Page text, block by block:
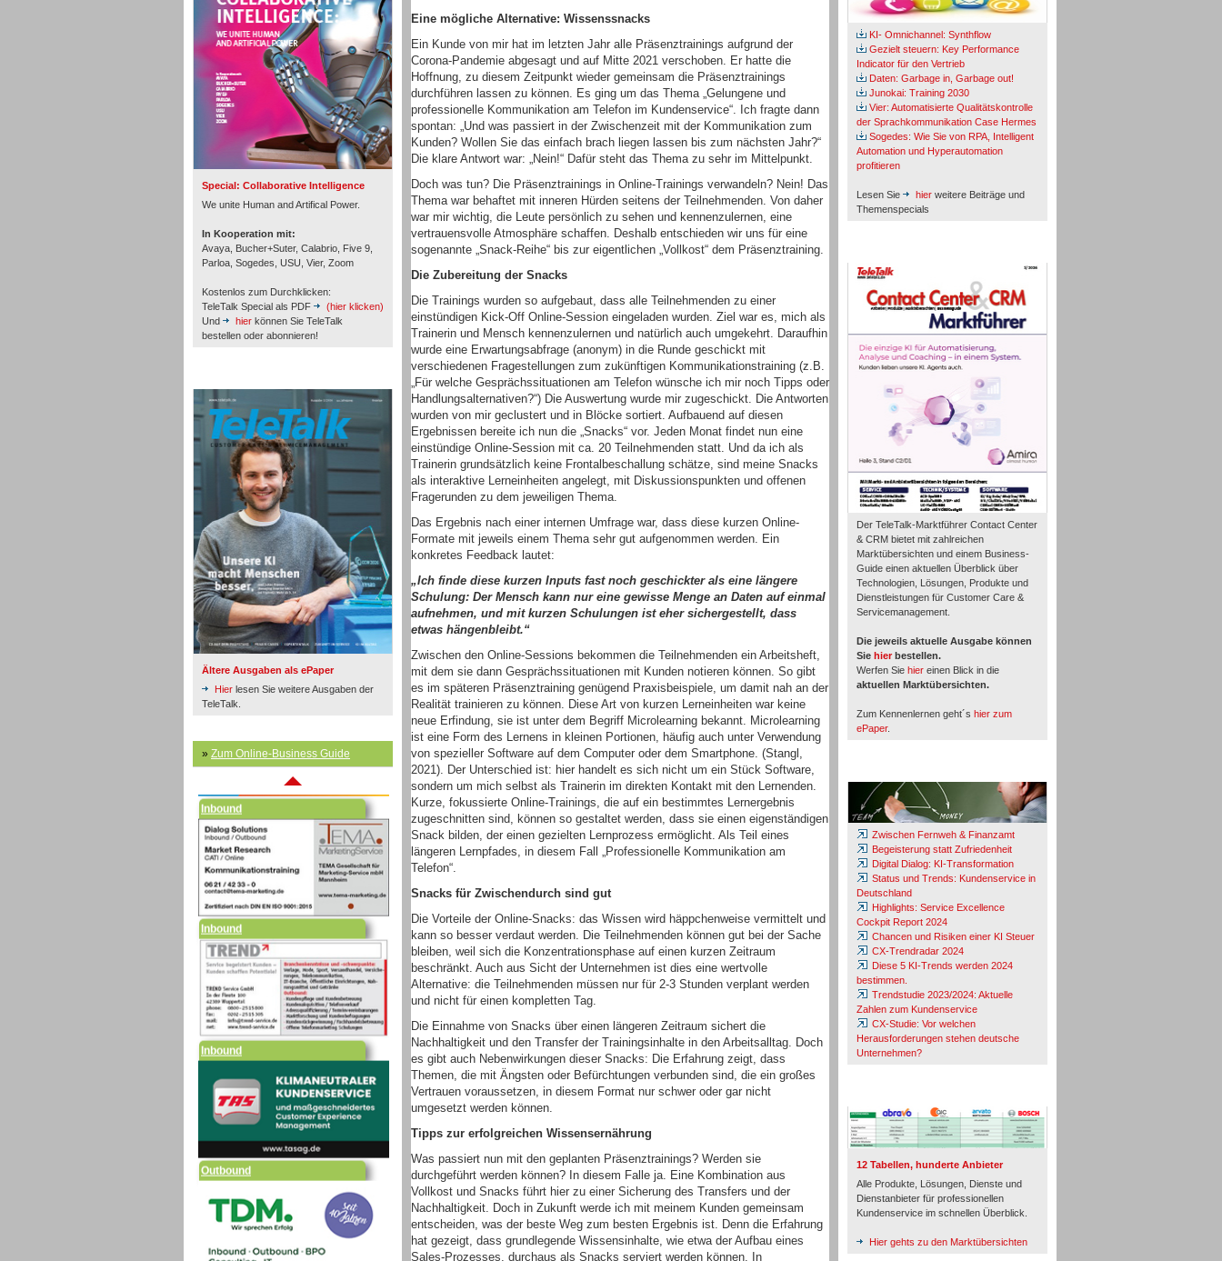
Special: Collaborative Intelligence
We unite Human and Artifical Power.
In Kooperation mit:
Avaya, Bucher+Suter, Calabrio, Five 9,
Parloa, Sogedes, USU, Vier, Zoom
Kostenlos zum Durchklicken:
TeleTalk Special als PDF
(hier klicken)
Und
hier können Sie TeleTalk
bestellen oder abonnieren!
Ältere Ausgaben als ePaper
Hier lesen Sie weitere Ausgaben der
TeleTalk.
» Zum Online-Business Guide
Inbound
Inbound
Inbound
Inbound
Inbound
Outbound
Eine mögliche Alternative: Wissenssnacks
Ein Kunde von mir hat im letzten Jahr alle Präsenztrainings aufgrund der
Corona-Pandemie abgesagt und auf Mitte 2021 verschoben. Er hatte die
Hoffnung, zu diesem Zeitpunkt wieder gemeinsam die Präsenztrainings
durchführen lassen zu können. Es ging um das Thema „Gelungene und
professionelle Kommunikation am Telefon im Kundenservice“. Ich fragte dann
spontan: „Und was passiert in der Zwischenzeit mit der Kommunikation zum
Kunden? Wollen Sie das einfach brach liegen lassen bis zum nächsten Jahr?“
Die klare Antwort war: „Nein!“ Dafür steht das Thema zu sehr im Mittelpunkt.
Doch was tun? Die Präsenztrainings in Online-Trainings verwandeln? Nein! Das
Thema war behaftet mit inneren Hürden seitens der Teilnehmenden. Von daher
war mir wichtig, die Leute persönlich zu sehen und kennenzulernen, eine
vertrauensvolle Atmosphäre schaffen. Deshalb entschieden wir uns für eine
sogenannte „Snack-Reihe“ bis zur eigentlichen „Vollkost“ dem Präsenztraining.
Die Zubereitung der Snacks
Die Trainings wurden so aufgebaut, dass alle Teilnehmenden zu einer
einstündigen Kick-Off Online-Session eingeladen wurden. Ziel war es, mich als
Trainerin und Mensch kennenzulernen und natürlich auch umgekehrt. Daraufhin
wurde eine Erwartungsabfrage (anonym) in die Runde geschickt mit
verschiedenen Fragestellungen zum zukünftigen Kommunikationstraining (z.B.
„Für welche Gesprächssituationen am Telefon wünsche ich mir noch Tipps oder
Handlungsalternativen?“) Die Auswertung wurde mir zugeschickt. Die Antworten
wurden von mir geclustert und in Blöcke sortiert. Aufbauend auf diesen
Ergebnissen bereite ich nun die „Snacks“ vor. Jeden Monat findet nun eine
einstündige Online-Session mit ca. 20 Teilnehmenden statt. Und da ich als
Trainerin grundsätzlich keine Frontalbeschallung schätze, sind meine Snacks
als interaktive Lerneinheiten angelegt, mit Diskussionspunkten und offenen
Fragerunden zu dem jeweiligen Thema.
Das Ergebnis nach einer internen Umfrage war, dass diese kurzen Online-
Formate mit jeweils einem Thema sehr gut aufgenommen werden. Ein
konkretes Feedback lautet:
„Ich finde diese kurzen Inputs fast noch geschickter als eine längere
Schulung: Der Mensch kann nur eine gewisse Menge an Daten auf einmal
aufnehmen, und mit kurzen Schulungen ist eher sichergestellt, dass
etwas hängenbleibt.“
Zwischen den Online-Sessions bekommen die Teilnehmenden ein Arbeitsheft,
mit dem sie dann Gesprächssituationen mit Kunden notieren können. So gibt
es im späteren Präsenztraining genügend Praxisbeispiele, um damit nah an der
Realität trainieren zu können. Diese Art von kurzen Lerneinheiten war keine
neue Erfindung, sie ist unter dem Begriff Microlearning bekannt. Microlearning
ist eine Form des Lernens in kleinen Portionen, häufig auch unter Verwendung
von spezieller Software auf dem Computer oder dem Smartphone. (Stangl,
2021). Der Unterschied ist: hier handelt es sich nicht um ein Stück Software,
sondern um mich selbst als Trainerin im direkten Kontakt mit den Lernenden.
Kurze, fokussierte Online-Trainings, die auf ein bestimmtes Lernergebnis
zugeschnitten sind, können so gestaltet werden, dass sie einen eigenständigen
Snack bilden, der einen gezielten Lernprozess ermöglicht. Als Teil eines
längeren Lernpfades, in diesem Fall „Professionelle Kommunikation am
Telefon“.
Snacks für Zwischendurch sind gut
Die Vorteile der Online-Snacks: das Wissen wird häppchenweise vermittelt und
kann so besser verdaut werden. Die Teilnehmenden können gut bei der Sache
bleiben, weil sich die Konzentrationsphase auf einen kurzen Zeitraum
beschränkt. Auch aus Sicht der Unternehmen ist dies eine wertvolle
Alternative: die Teilnehmenden müssen nur für 2-3 Stunden verplant werden
und nicht für einen kompletten Tag.
Die Einnahme von Snacks über einen längeren Zeitraum sichert die
Nachhaltigkeit und den Transfer der Trainingsinhalte in den Arbeitsalltag. Doch
es gibt auch Nebenwirkungen dieser Snacks: Die Erfahrung zeigt, dass
Themen, die mit Ängsten oder Befürchtungen verbunden sind, die ein großes
Vertrauen voraussetzen, in diesem Format nur schwer oder gar nicht
umgesetzt werden können.
Tipps zur erfolgreichen Wissensernährung
Was passiert nun mit den geplanten Präsenztrainings? Werden sie
durchgeführt werden können? In diesem Falle ja. Eine Kombination aus
Vollkost und Snacks führt hier zu einer Sicherung des Transfers und der
Nachhaltigkeit. Doch in Zukunft werde ich mit meinem Kunden gemeinsam
entscheiden, was der beste Weg zum besten Ergebnis ist. Denn die Erfahrung
hat gezeigt, dass grundlegende Wissensinhalte, wie etwa der Aufbau eines
Sales-Prozesses, durchaus als Snacks serviert werden können. In
KI- Omnichannel: Synthflow
Gezielt steuern: Key Performance
Indicator für den Vertrieb
Daten: Garbage in, Garbage out!
Junokai: Training 2030
Vier: Automatisierte Qualitätskontrolle
der Sprachkommunikation Case Hermes
Sogedes: Wie Sie von RPA, Intelligent
Automation und Hyperautomation
profitieren
Lesen Sie hier weitere Beiträge und
Themenspecials
Der TeleTalk-Marktführer Contact Center
& CRM bietet mit zahlreichen
Marktübersichten und einem Business-
Guide einen aktuellen Überblick über
Technologien, Lösungen, Produkte und
Dienstleistungen für Customer Care &
Servicemanagement.
Die jeweils aktuelle Ausgabe können
Sie hier bestellen.
Werfen Sie hier einen Blick in die
aktuellen Marktübersichten.
Zum Kennenlernen geht´s hier zum
ePaper.
Zwischen Fernweh & Finanzamt
Begeisterung statt Zufriedenheit
Digital Dialog: KI-Transformation
Status und Trends: Kundenservice in
Deutschland
Highlights: Service Excellence
Cockpit Report 2024
Chancen und Risiken einer KI Steuer
CX-Trendradar 2024
Diese 5 KI-Trends werden 2024
bestimmen.
Trendstudie 2023/2024: Aktuelle
Zahlen zum Kundenservice
CX-Studie: Vor welchen
Herausforderungen stehen deutsche
Unternehmen?
12 Tabellen, hunderte Anbieter
Alle Produkte, Lösungen, Dienste und
Dienstanbieter für professionellen
Kundenservice im schnellen Überblick.
Hier gehts zu den Marktübersichten